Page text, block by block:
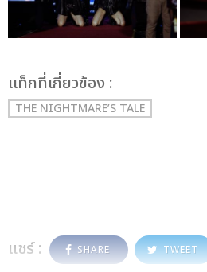
เเท็กที่เกี่ยวข้อง :
THE NIGHTMARE’S TALE
แชร์ : SHARE TWEET